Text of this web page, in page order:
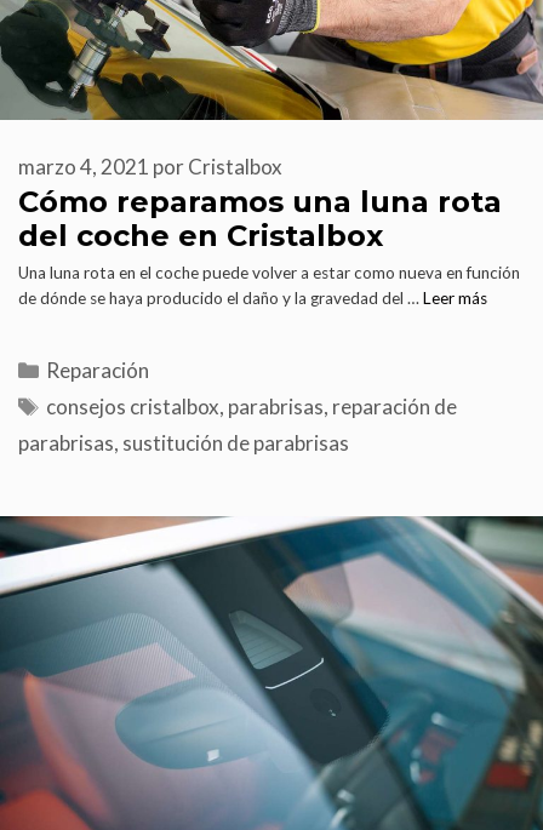
Cómo reparamos una luna rota
del coche en Cristalbox
marzo 4, 2021 porCristalbox
Una luna rota en el coche puede volver a estar como nueva en función
de dónde se haya producido el daño y la gravedad del …Leer más
Reparación
consejos cristalbox, parabrisas, reparación de
parabrisas, sustitución de parabrisas